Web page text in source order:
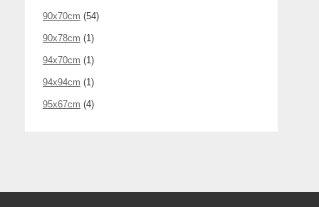
90x70cm (54)
90x78cm (1)
94x70cm (1)
94x94cm (1)
95x67cm (4)